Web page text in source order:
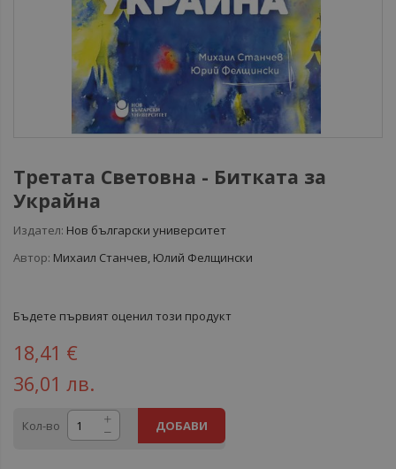
Третата Световна - Битката за
Украйна
Издател: Нов български университет
Автор: Михаил Станчев, Юлий Фелщински
Бъдете първият оценил този продукт
18,41 €
36,01 лв.
Кол-во ДОБАВИ